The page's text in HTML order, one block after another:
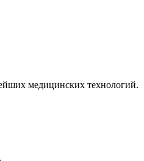
медицинских технологий.